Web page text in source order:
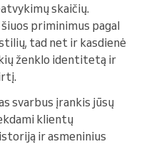
skaičių.
priminimus pagal
tad net ir kasdienė
ženklo identitetą ir
svarbus įrankis jūsų
klientų
ir asmeninius